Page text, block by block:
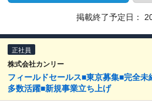
掲載終了予定日：
正社員
株式会社カンリー
フィールドセールス■東京募集■完全
多数活躍■新規事業立ち上げ